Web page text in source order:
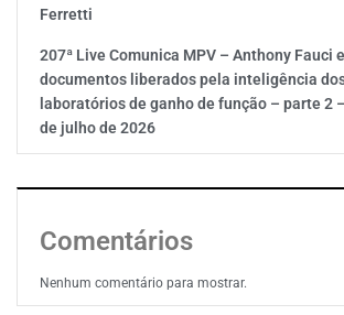
Ferretti
207ª Live Comunica MPV – Anthony Fauci
documentos liberados pela inteligência dos
laboratórios de ganho de função – parte 2
de julho de 2026
Comentários
Nenhum comentário para mostrar.